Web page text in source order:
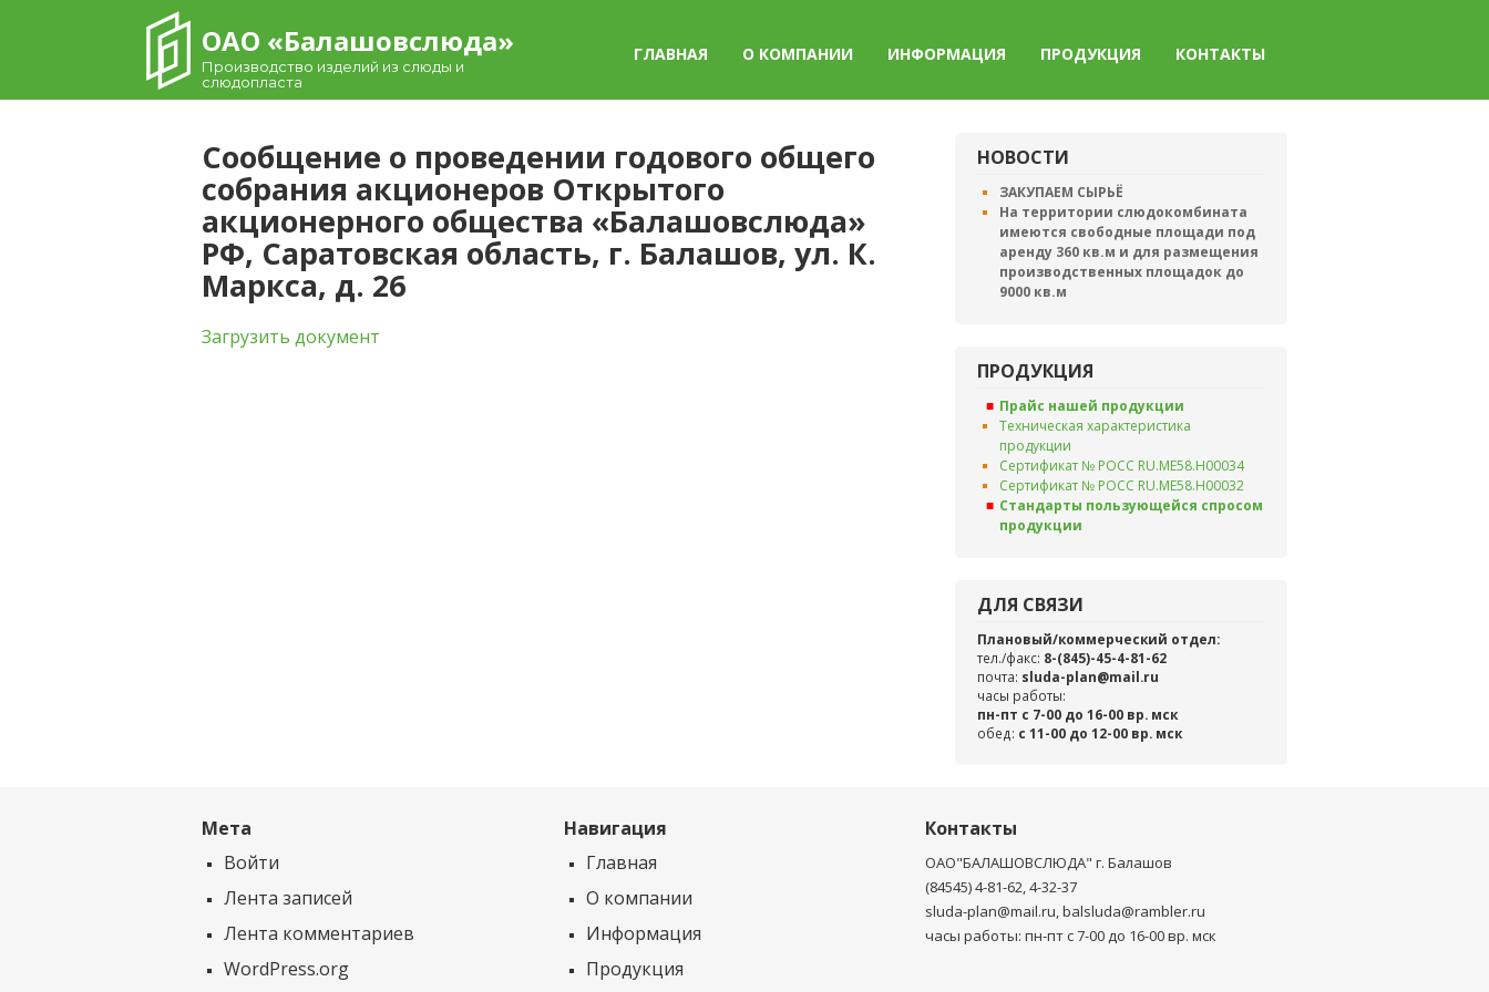
ОАО «Балашовcлюда»
Производство изделий из слюды и
слюдопласта
ГЛАВНАЯ О КОМПАНИИ ИНФОРМАЦИЯ ПРОДУКЦИЯ КОНТАКТЫ
Сообщение о проведении годового общего
собрания акционеров Открытого
акционерного общества «Балашовслюда»
РФ, Саратовская область, г. Балашов, ул. К.
Маркса, д. 26
Загрузить документ
НОВОСТИ
ЗАКУПАЕМ СЫРЬЁ
На территории слюдокомбината
имеются свободные площади под
аренду 360 кв.м и для размещения
производственных площадок до
9000 кв.м
ПРОДУКЦИЯ
Прайс нашей продукции
Техническая характеристика
продукции
Сертификат № РОСС RU.ME58.H00034
Сертификат № РОСС RU.ME58.H00032
Стандарты пользующейся спросом
продукции
ДЛЯ СВЯЗИ
Плановый/коммерческий отдел:
тел./факс: 8-(845)-45-4-81-62
почта: sluda-plan@mail.ru
часы работы:
пн-пт с 7-00 до 16-00 вр. мск
обед: c 11-00 до 12-00 вр. мск
Мета
Войти
Лента записей
Лента комментариев
WordPress.org
Навигация
Главная
О компании
Информация
Продукция
Контакты
ОАО"БАЛАШОВСЛЮДА" г. Балашов
(84545) 4-81-62, 4-32-37
sluda-plan@mail.ru, balsluda@rambler.ru
часы работы: пн-пт с 7-00 до 16-00 вр. мск